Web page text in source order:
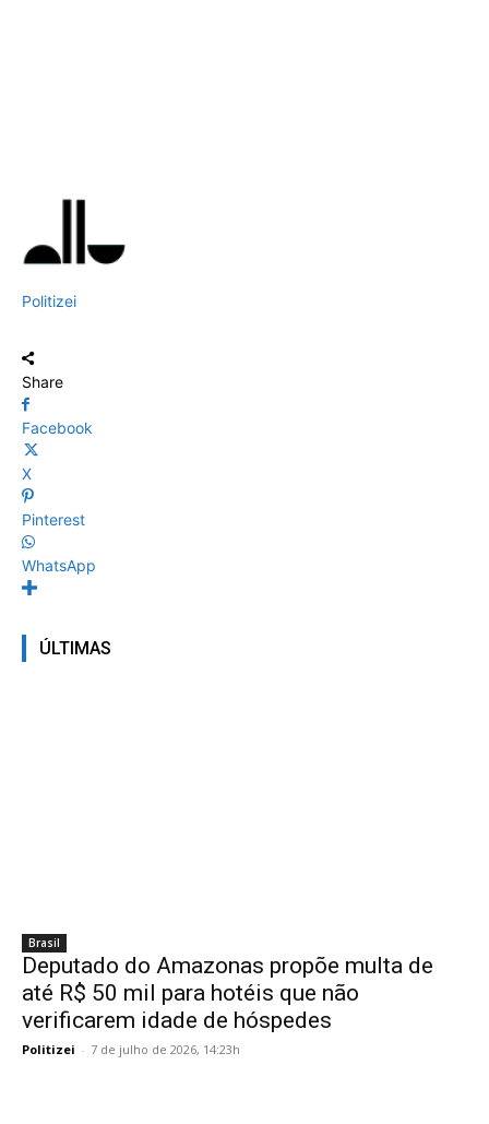
Politizei
Share
Facebook
X
Pinterest
WhatsApp
ÚLTIMAS
Brasil
Deputado do Amazonas propõe multa de
até R$ 50 mil para hotéis que não
verificarem idade de hóspedes
Politizei - 7 de julho de 2026, 14:23h